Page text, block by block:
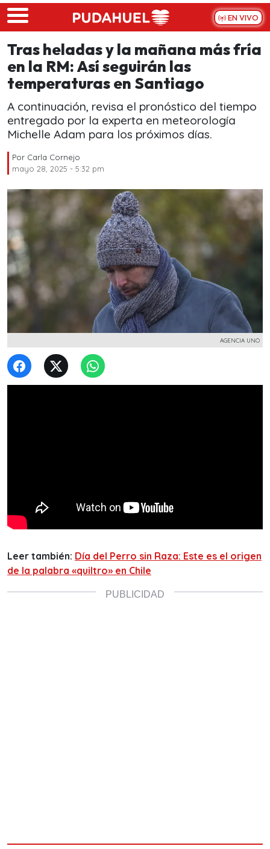
Skip to main content
EN VIVO
Tras heladas y la mañana más fría
en la RM: Así seguirán las
temperaturas en Santiago
A continuación, revisa el pronóstico del tiempo
entregado por la experta en meteorología
Michelle Adam para los próximos días.
Por Carla Cornejo
mayo 28, 2025 - 5:32 pm
AGENCIA UNO
Leer también: Día del Perro sin Raza: Este es el origen
de la palabra «quiltro» en Chile